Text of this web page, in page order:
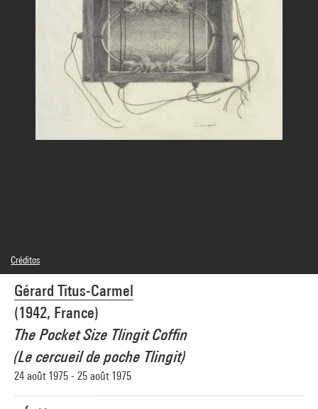
Gérard Titus-Carmel
(1942, France)
The Pocket Size Tlingit Coffin
(Le cercueil de poche Tlingit)
24 août 1975 - 25 août 1975
Créditos
© Adagp, Paris
Créditos fotográficos : Centre Pompidou, MNAM-CCI/Philippe Migeat/Dist.
GrandPalaisRmn
Referencia de la imagen : 4N87298
Difusión de la imagen :GrandPalaisRmnPhoto